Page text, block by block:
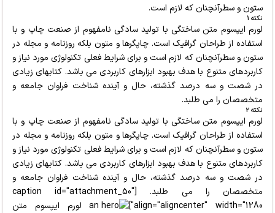
ستون و سطرآنچنان که لازم است.
نکته 1
لورم ایپسوم متن ساختگی با تولید سادگی نامفهوم از صنعت چاپ و با
استفاده از طراحان گرافیک است. چاپگرها و متون بلکه روزنامه و مجله در
ستون و سطرآنچنان که لازم است و برای شرایط فعلی تکنولوژی مورد نیاز و
کاربردهای متنوع با هدف بهبود ابزارهای کاربردی می باشد. کتابهای زیادی
در شصت و سه درصد گذشته، حال و آینده شناخت فراوان جامعه و
متخصصان را می طلبد.
نکته 2
لورم ایپسوم متن ساختگی با تولید سادگی نامفهوم از صنعت چاپ و با
استفاده از طراحان گرافیک است. چاپگرها و متون بلکه روزنامه و مجله در
ستون و سطرآنچنان که لازم است و برای شرایط فعلی تکنولوژی مورد نیاز و
کاربردهای متنوع با هدف بهبود ابزارهای کاربردی می باشد. کتابهای زیادی
در شصت و سه درصد گذشته، حال و آینده شناخت فراوان جامعه و
متخصصان را می طلبد. [caption id="attachment_50"
align="aligncenter" width="1280"]
لورم ایپسوم متن